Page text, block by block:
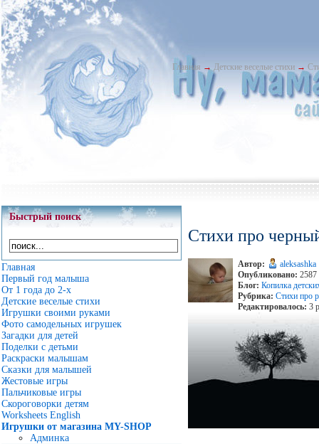
Главная → Детские веселые стихи →
Быстрый поиск
Главная
Первый год малыша
От 1 года до 2-х
Детские веселые стихи
Игрушки своими руками
Фото самодельных игрушек
Загадки для детей
Поделки с детьми
Раскраски малышам
Сказки для малышей
Жестовые игры
Пальчиковые игры
Скороговорки детям
Worksheets English
Игрушки от магазина MY-SHOP
Админка
Стихи про
Автор:
aleksashka
Опубликовано: 2587
Блог: Копилка
Рубрика: Стихи про
Редактировалось: 3